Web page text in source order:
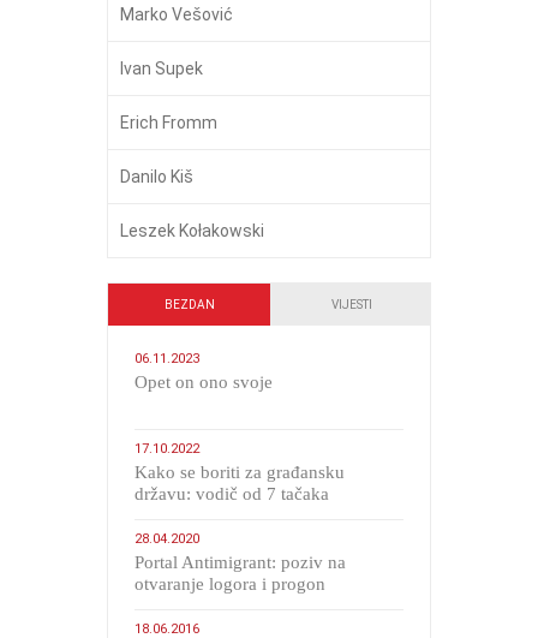
Marko Vešović
Ivan Supek
Erich Fromm
Danilo Kiš
Leszek Kołakowski
BEZDAN VIJESTI
06.11.2023
​Opet on ono svoje
17.10.2022
Kako se boriti za građansku
državu: vodič od 7 tačaka
28.04.2020
Portal Antimigrant: poziv na
otvaranje logora i progon
18.06.2016